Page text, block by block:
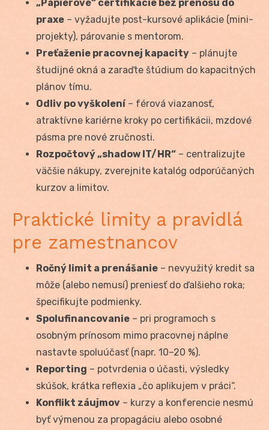
„Papierové“ certifikácie bez prenosu do
praxe – vyžadujte post-kursové aplikácie (mini-
projekty), párovanie s mentorom.
Preťaženie pracovnej kapacity – plánujte
študijné okná a zaraďte štúdium do kapacitných
plánov tímu.
Odliv po vyškolení– férová viazanosť,
atraktívne kariérne kroky po certifikácii, mzdové
pásma pre nové zručnosti.
Rozpočtový „shadow IT/HR“ – centralizujte
väčšie nákupy, zverejnite katalóg odporúčaných
kurzov a limitov.
Praktické limity a pravidlá
pre zamestnancov
Ročný limit a prenášanie – nevyužitý kredit sa
môže (alebo nemusí) preniesť do ďalšieho roka;
špecifikujte podmienky.
Spolufinancovanie – pri programoch s
osobným prínosom mimo pracovnej náplne
nastavte spoluúčasť (napr. 10–20 %).
Reporting – potvrdenia o účasti, výsledky
skúšok, krátka reflexia „čo aplikujem v práci“.
Konflikt záujmov – kurzy a konferencie nesmú
byť výmenou za propagáciu alebo osobné